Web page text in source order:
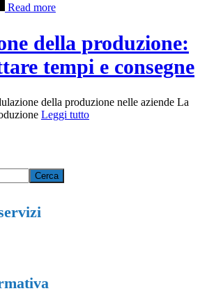
Read more
della produzione:
tempi e consegne
della produzione nelle aziende La
Leggi tutto
Cerca